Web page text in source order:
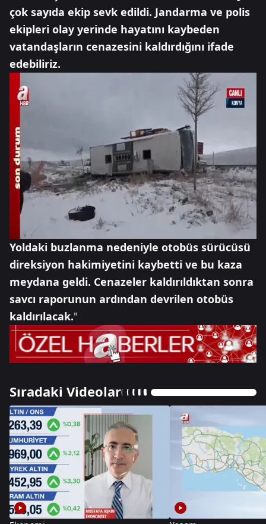
çok sayıda ekip sevk edildi. Jandarma ve polis
ekipleri olay yerinde hayatını kaybeden
vatandaşların cenazesini kaldırdığını ifade
edebiliriz.
Yoldaki buzlanma nedeniyle otobüs sürücüsü
direksiyon hakimiyetini kaybetti ve bu kaza
meydana geldi. Cenazeler kaldırıldıktan sonra
savcı raporunun ardından devrilen otobüs
kaldırılacak."
Sıradaki Videolar